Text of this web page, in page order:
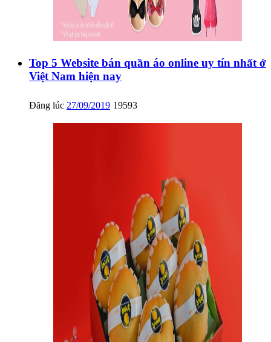
Top 5 Website bán quần áo online uy tín nhất ở
Việt Nam hiện nay
Đăng lúc 27/09/2019 19593